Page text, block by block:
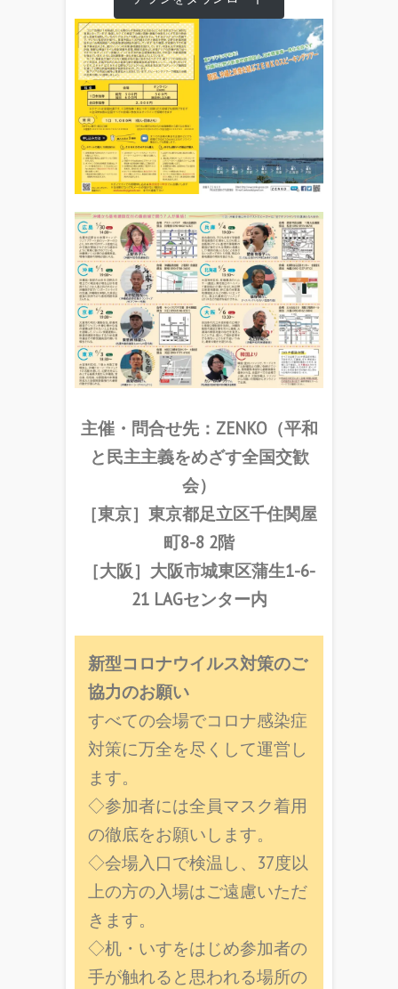
主催・問合せ先：ZENKO（平和
と民主主義をめざす全国交歓
会）
［東京］東京都足立区千住関屋
町8-8 2階
［大阪］大阪市城東区蒲生1-6-
21 LAGセンター内
新型コロナウイルス対策のご
協力のお願い
すべての会場でコロナ感染症
対策に万全を尽くして運営し
ます。
◇参加者には全員マスク着用
の徹底をお願いします。
◇会場入口で検温し、37度以
上の方の入場はご遠慮いただ
きます。
◇机・いすをはじめ参加者の
手が触れると思われる場所の